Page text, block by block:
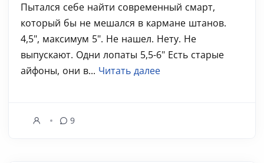
Пытался себе найти современный смарт,
который бы не мешался в кармане штанов.
4,5", максимум 5". Не нашел. Нету. Не
выпускают. Одни лопаты 5,5-6" Есть старые
айфоны, они в... Читать далее
9